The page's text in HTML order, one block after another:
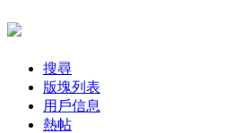
搜尋
版塊列表
用戶信息
熱帖